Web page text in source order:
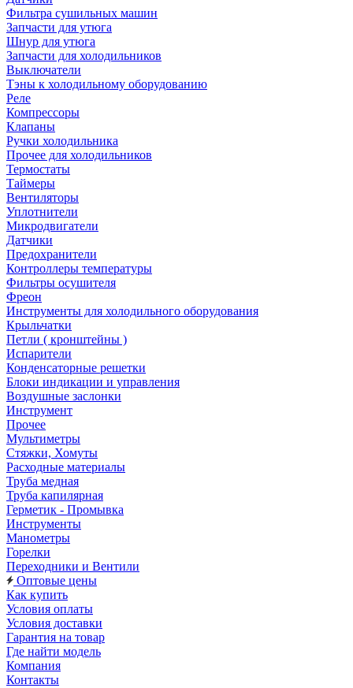
Фильтра сушильных машин
Запчасти для утюга
Шнур для утюга
Запчасти для холодильников
Выключатели
Тэны к холодильному оборудованию
Реле
Компрессоры
Клапаны
Ручки холодильника
Прочее для холодильников
Термостаты
Таймеры
Вентиляторы
Уплотнители
Микродвигатели
Датчики
Предохранители
Контроллеры температуры
Фильтры осушителя
Фреон
Инструменты для холодильного оборудования
Крыльчатки
Петли ( кронштейны )
Испарители
Конденсаторные решетки
Блоки индикации и управления
Воздушные заслонки
Инструмент
Прочее
Мультиметры
Стяжки, Хомуты
Расходные материалы
Труба медная
Труба капилярная
Герметик - Промывка
Инструменты
Манометры
Горелки
Переходники и Вентили
Оптовые цены
Как купить
Условия оплаты
Условия доставки
Гарантия на товар
Где найти модель
Компания
Контакты